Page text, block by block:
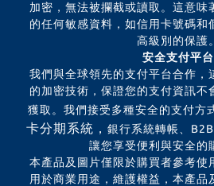
加密，無法被攔截或讀取。這意味
的任何敏感資料，如信用卡號碼和
高級別的保護。
安全支付平台
我們與全球領先的支付平台合作，
的加密技術，保證您的支付資訊不
獲取。我們接受多種安全的支付方
卡分期系統， 銀行系統轉帳、
讓您享受便利與安全的
本產品及圖片僅限於購買者參考使
用於商業用途，維護權益，本產品